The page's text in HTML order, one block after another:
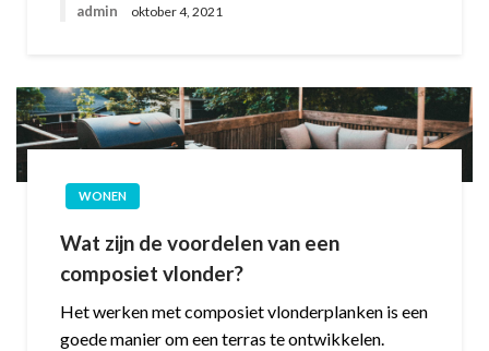
admin oktober 4, 2021
WONEN
Wat zijn de voordelen van een
composiet vlonder?
Het werken met composiet vlonderplanken is een
goede manier om een terras te ontwikkelen.